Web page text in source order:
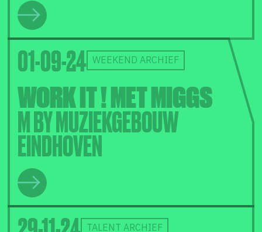
01-09-24 WEEKEND ARCHIEF
WORK IT ! MET MIGGS
M BY MUZIEKGEBOUW
EINDHOVEN
TALENT ARCHIEF